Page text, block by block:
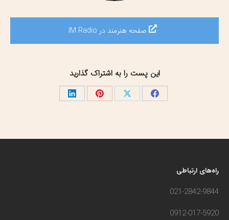
صفحه هنرمند در IM Radio
این پست را به اشتراک گذارید
اشتراک اشتراک اشتراک اشتراک
راه‌های ارتباطی
021-2842-9844
0912-017-5920